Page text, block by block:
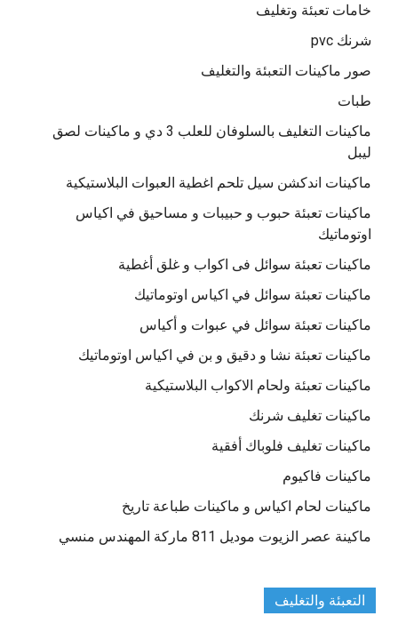
خامات تعبئة وتغليف
شرنك pvc
صور ماكينات التعبئة والتغليف
طبات
ماكينات التغليف بالسلوفان للعلب 3 دي و ماكينات لصق
ليبل
ماكينات اندكشن سيل تلحم اغطية العبوات البلاستيكية
ماكينات تعبئة حبوب و حبيبات و مساحيق في اكياس
اوتوماتيك
ماكينات تعبئة سوائل فى اكواب و غلق أغطية
ماكينات تعبئة سوائل في اكياس اوتوماتيك
ماكينات تعبئة سوائل في عبوات و أكياس
ماكينات تعبئة نشا و دقيق و بن في اكياس اوتوماتيك
ماكينات تعبئة ولحام الاكواب البلاستيكية
ماكينات تغليف شرنك
ماكينات تغليف فلوباك أفقية
ماكينات فاكيوم
ماكينات لحام اكياس و ماكينات طباعة تاريخ
ماكينة عصر الزيوت موديل 811 ماركة المهندس منسي
التعبئة والتغليف